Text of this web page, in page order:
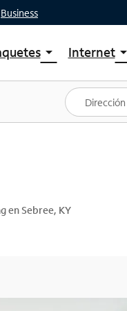
Business
arrow_drop_down
Ver paquetes
Spectrum One
Mejores ofertas
Internetarrow_drop_down
Planes
en Sebree, KY